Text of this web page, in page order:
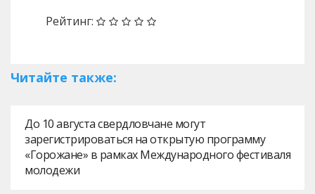
Рейтинг:
Читайте также:
До 10 августа свердловчане могут
зарегистрироваться на открытую программу
«Горожане» в рамках Международного фестиваля
молодежи